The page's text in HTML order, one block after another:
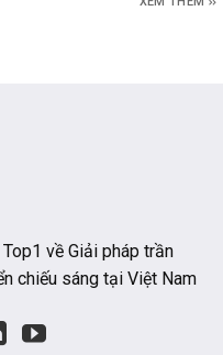
về Giải pháp trần
chiếu sáng tại Việt Nam